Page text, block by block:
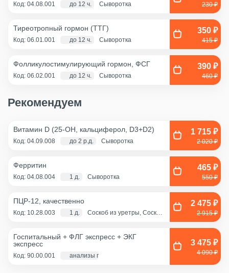
Код: 04.08.001 до 12 ч. Сыворотка 230 ₽
Тиреотропный гормон (ТТГ)
Код: 06.01.001 до 12 ч. Сыворотка
350 ₽
415 ₽
Фолликулостимулирующий гормон, ФСГ
Код: 06.02.001 до 12 ч. Сыворотка
390 ₽
460 ₽
Рекомендуем
Витамин D (25-OH, кальциферол, D3+D2)
Код: 04.09.008 до 2 р.д. Сыворотка
1 715 ₽
2 020 ₽
Ферритин
Код: 04.08.004 1 д. Сыворотка
465 ₽
550 ₽
ПЦР-12, качественно
Код: 10.28.003 1 д.
Соскоб из уретры, Соскоб
канал+влагалище),
2 475 ₽
2 915 ₽
Госпитальный + ФЛГ экспресс + ЭКГ
экспресс
Код: 90.00.001 анализы по крови - 1 д., экг и флг - 1 час
3 475 ₽
4 090 ₽